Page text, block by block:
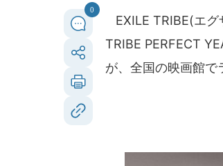
0
EXILE TRIBE(エグ
TRIBE PERFECT
が、全国の映画館で